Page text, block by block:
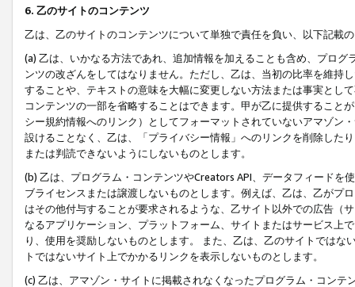
6. 乙のサイトのコンテンツ
乙は、乙のサイトのコンテンツについて単独で責任を負い、以下記載
(a) 乙は、いかなる方法であれ、追加情報を加えることも含め、プロ
ンツの改ざんをしてはなりません。ただし、乙は、当初の比率を維持
することや、テキストの意味を大幅に変更しない方法または事実とし
コンテンツの一部を省略することはできます。甲が乙に提供すること
シー規約情報へのリンク）としてフォーマットされていないアマゾン
設けることなく、乙は、「プライバシー情報」へのリンクを削除した
または判読できないようにしないものとします。
(b) 乙は、プログラム・コンテンツやCreators API、データフィード
ブライセンスまたは譲渡しないものとします。例えば、乙は、乙がプ
はその他付与することが要求されるような、乙サイト以外での広告（
なるアプリケーション、プラットフォーム、サイトまたはサービス上
り、使用を奨励しないものとします。 また、乙は、乙のサイトでは
トではないサイト上でかかるリンクを表示しないものとします。
(c) 乙は、アマゾン・サイトに掲載されなくなったプログラム・コン